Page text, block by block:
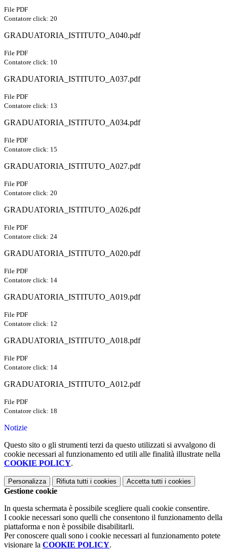
File PDF
Contatore click: 20
GRADUATORIA_ISTITUTO_A040.pdf
File PDF
Contatore click: 10
GRADUATORIA_ISTITUTO_A037.pdf
File PDF
Contatore click: 13
GRADUATORIA_ISTITUTO_A034.pdf
File PDF
Contatore click: 15
GRADUATORIA_ISTITUTO_A027.pdf
File PDF
Contatore click: 20
GRADUATORIA_ISTITUTO_A026.pdf
File PDF
Contatore click: 24
GRADUATORIA_ISTITUTO_A020.pdf
File PDF
Contatore click: 14
GRADUATORIA_ISTITUTO_A019.pdf
File PDF
Contatore click: 12
GRADUATORIA_ISTITUTO_A018.pdf
File PDF
Contatore click: 14
GRADUATORIA_ISTITUTO_A012.pdf
File PDF
Contatore click: 18
Notizie
Questo sito o gli strumenti terzi da questo utilizzati si avvalgono di
cookie necessari al funzionamento ed utili alle finalità illustrate nella
COOKIE POLICY.
Personalizza Rifiuta tutti i cookies Accetta tutti i cookies
Gestione cookie
In questa schermata è possibile scegliere quali cookie consentire.
I cookie necessari sono quelli che consentono il funzionamento della
piattaforma e non è possibile disabilitarli.
Per conoscere quali sono i cookie necessari al funzionamento potete
visionare la COOKIE POLICY.